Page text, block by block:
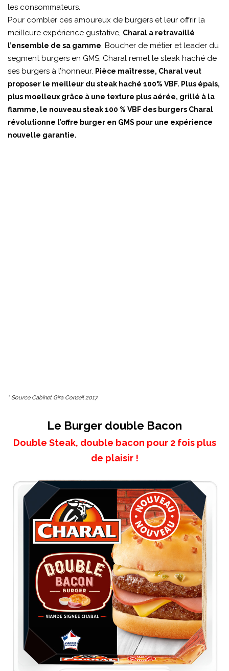
les consommateurs.
Pour combler ces amoureux de burgers et leur offrir la
meilleure expérience gustative, Charal a retravaillé
l’ensemble de sa gamme. Boucher de métier et leader du
segment burgers en GMS, Charal remet le steak haché de
ses burgers à l’honneur. Pièce maîtresse, Charal veut
proposer le meilleur du steak haché 100% VBF. Plus épais,
plus moelleux grâce à une texture plus aérée, grillé à la
flamme, le nouveau steak 100 % VBF des burgers Charal
révolutionne l’offre burger en GMS pour une expérience
nouvelle garantie.
* Source Cabinet Gira Conseil 2017
Le Burger double Bacon
Double Steak, double bacon pour 2 fois plus
de plaisir !